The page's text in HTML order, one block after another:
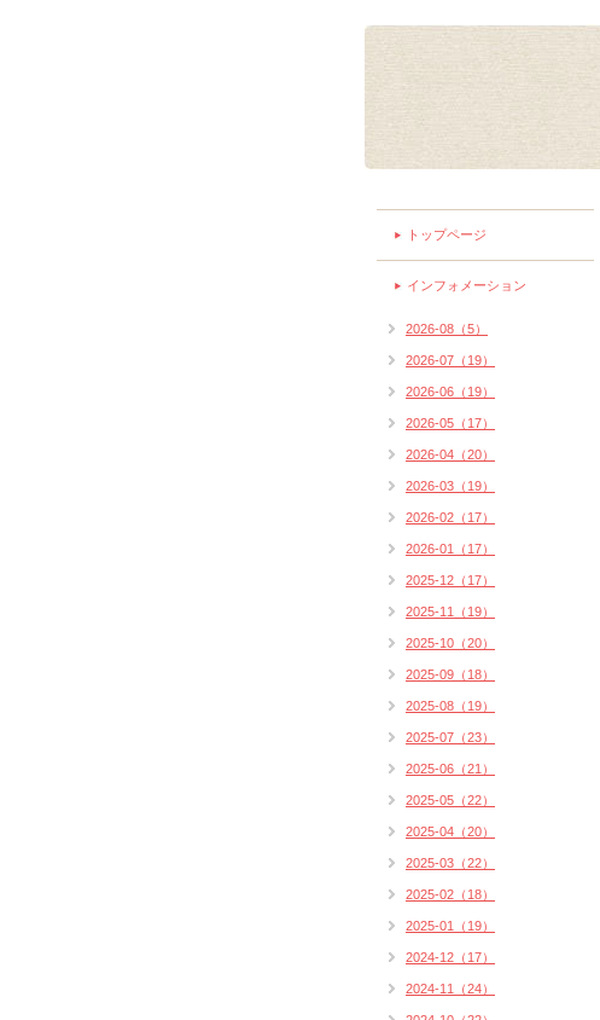
トップページ
インフォメーション
2026-08（5）
2026-07（19）
2026-06（19）
2026-05（17）
2026-04（20）
2026-03（19）
2026-02（17）
2026-01（17）
2025-12（17）
2025-11（19）
2025-10（20）
2025-09（18）
2025-08（19）
2025-07（23）
2025-06（21）
2025-05（22）
2025-04（20）
2025-03（22）
2025-02（18）
2025-01（19）
2024-12（17）
2024-11（24）